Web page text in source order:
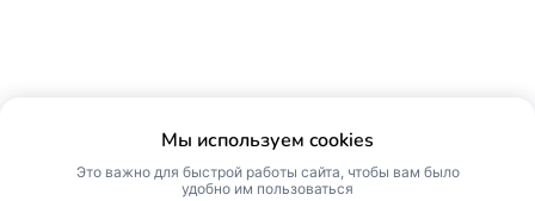
Мы используем cookies
Это важно для быстрой работы сайта, чтобы вам было
удобно им пользоваться